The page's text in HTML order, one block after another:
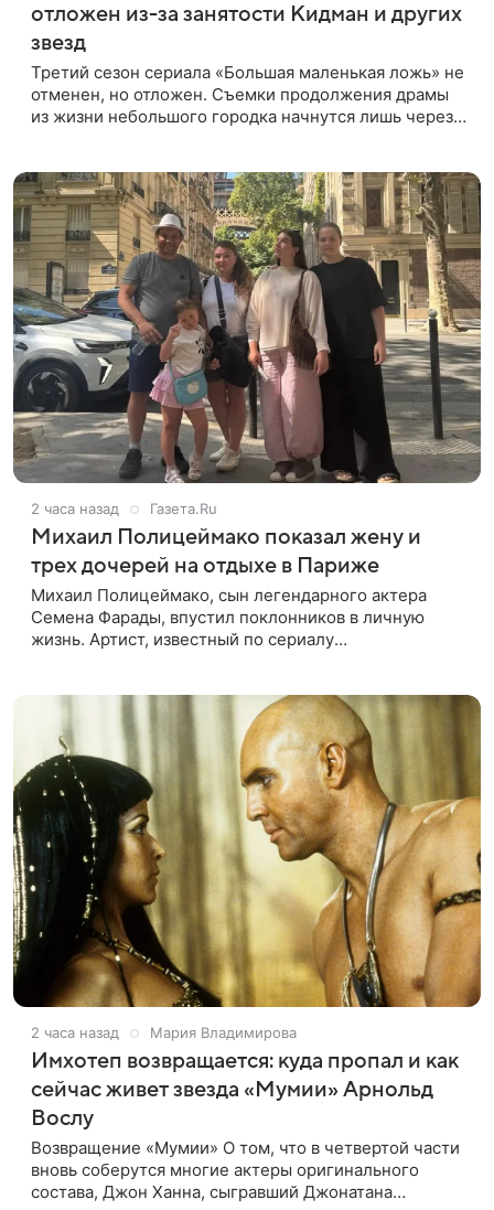
отложен из-за занятости Кидман и других
звезд
Третий сезон сериала «Большая маленькая ложь» не
отменен, но отложен. Съемки продолжения драмы
из жизни небольшого городка начнутся лишь через
2 часа назад Газета.Ru
Михаил Полицеймако показал жену и
трех дочерей на отдыхе в Париже
Михаил Полицеймако, сын легендарного актера
Семена Фарады, впустил поклонников в личную
жизнь. Артист, известный по сериалу
2 часа назад Мария Владимирова
Имхотеп возвращается: куда пропал и как
сейчас живет звезда «Мумии» Арнольд
Вослу
Возвращение «Мумии» О том, что в четвертой части
вновь соберутся многие актеры оригинального
состава, Джон Ханна, сыгравший Джонатана